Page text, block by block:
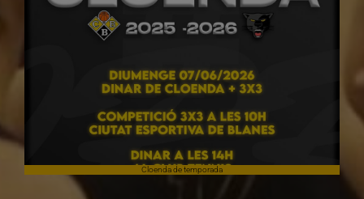
Cloenda de temporada